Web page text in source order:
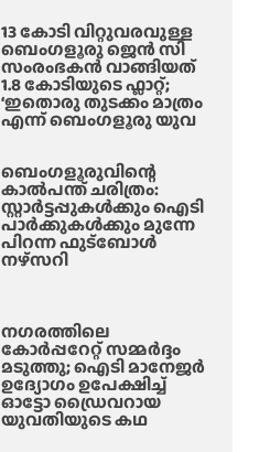
13 കോടി വിറ്റുവരവുള്ള
ബെംഗളൂരു ജെൻ സി
സംരംഭകൻ വാങ്ങിയത്
1.8 കോടിയുടെ ഫ്ലാറ്റ്;
‘ഇതൊരു തുടക്കം മാത്രം
എന്ന് ബെംഗളൂരു യുവ
ബെംഗളൂരുവിന്റെ
കാൽപന്ത് ചരിത്രം:
സ്റ്റാർട്ടപ്പുകൾക്കും ഐടി
പാർക്കുകൾക്കും മുന്നേ
പിറന്ന ഫുട്ബോൾ
നഴ്സറി
നഗരത്തിലെ
കോർപ്പറേറ്റ് സമ്മർദ്ദം
മടുത്തു; ഐടി മാനേജർ
ഉദ്യോഗം ഉപേക്ഷിച്ച്
ഓട്ടോ ഡ്രൈവറായ
യുവതിയുടെ കഥ